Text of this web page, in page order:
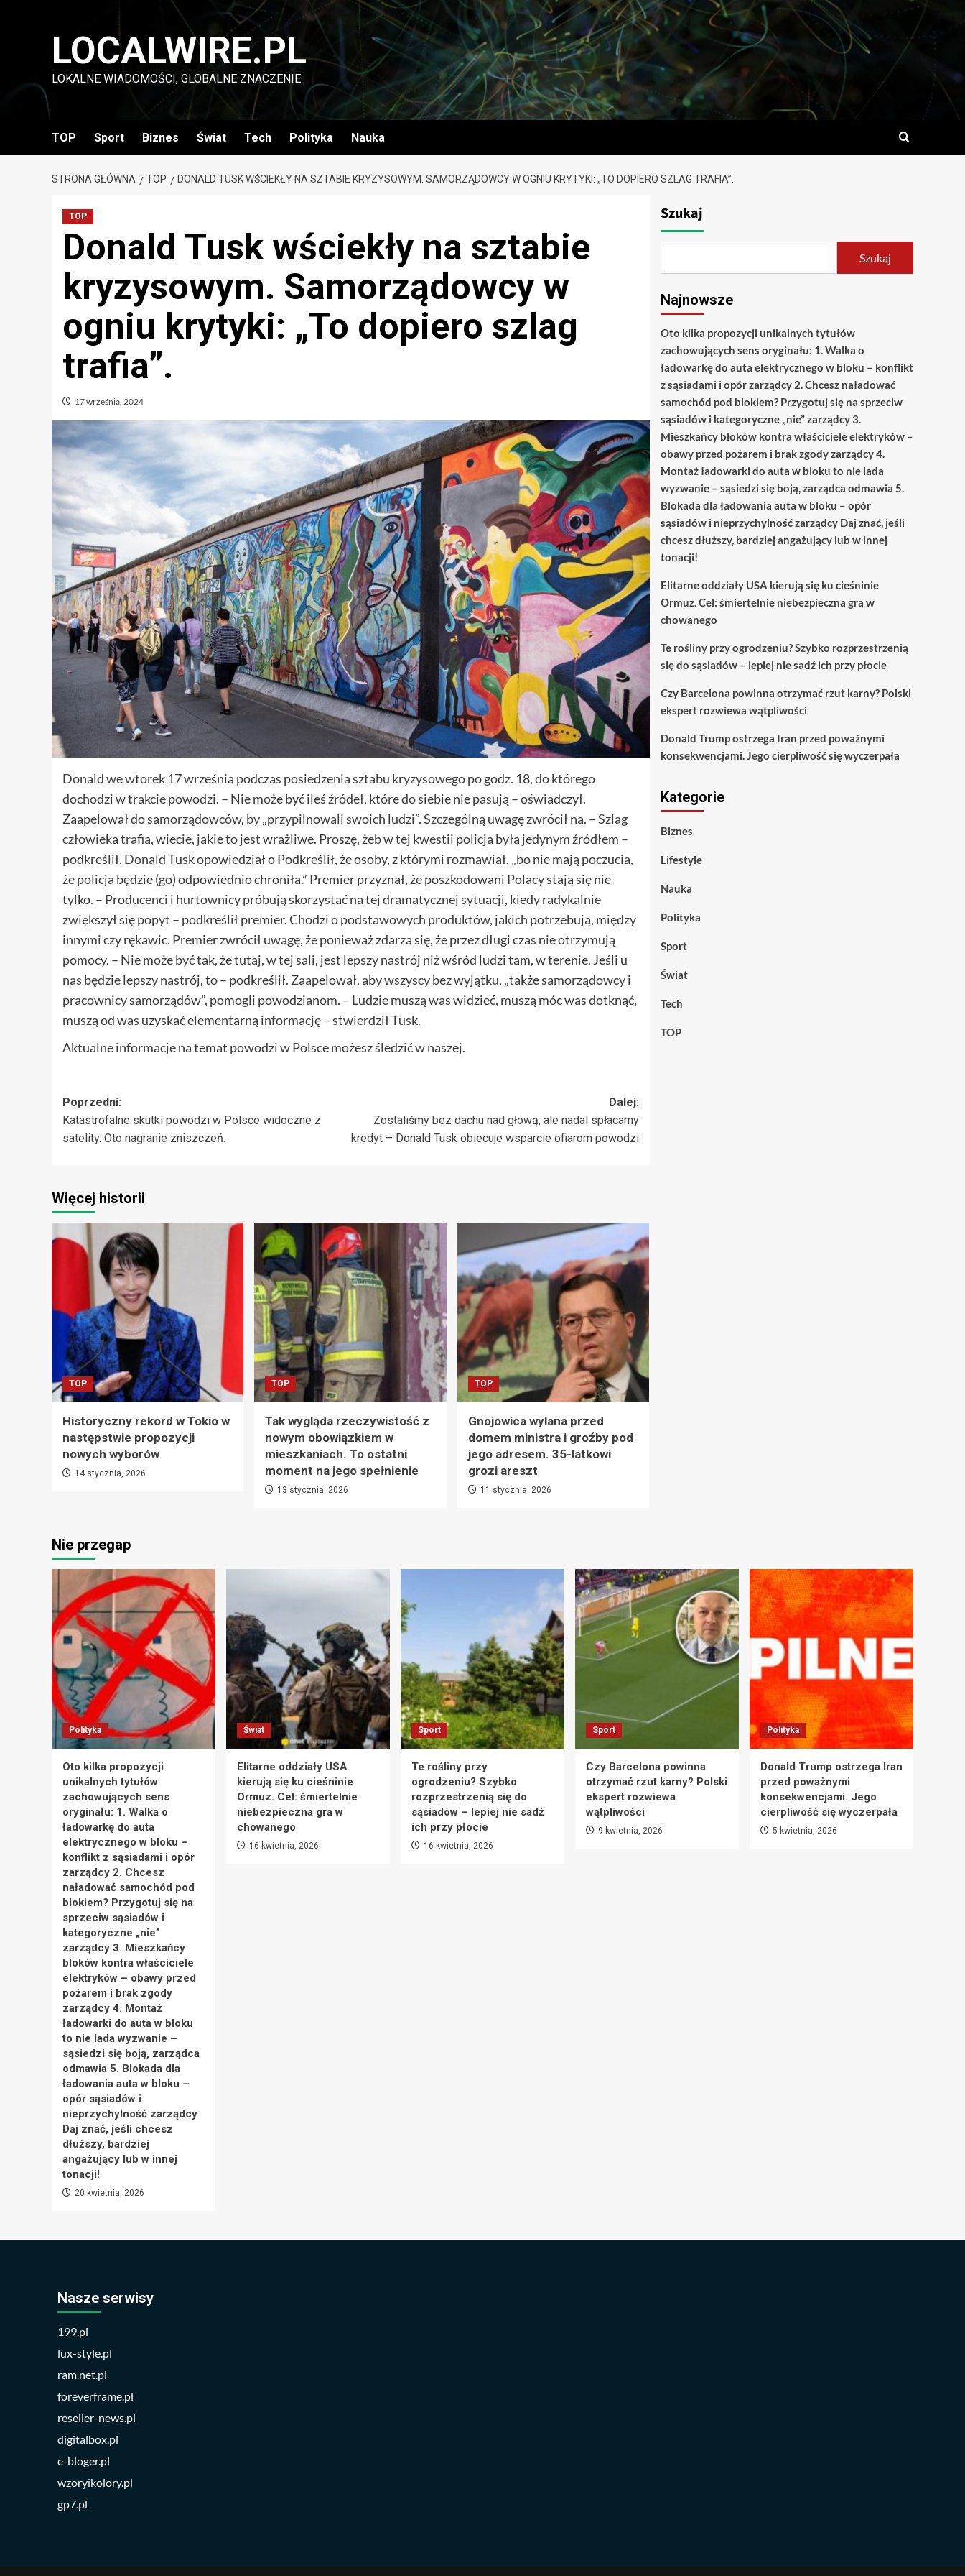
LOCALWIRE.PL
LOKALNE WIADOMOŚCI, GLOBALNE ZNACZENIE
TOP Sport Biznes Świat Tech Polityka Nauka
STRONA GŁÓWNA TOP DONALD TUSK WŚCIEKŁY NA SZTABIE KRYZYSOWYM. SAMORZĄDOWCY W OGNIU KRYTYKI: „TO DOPIERO SZLAG TRAFIA”.
TOP
Donald Tusk wściekły na sztabie
kryzysowym. Samorządowcy w
ogniu krytyki: „To dopiero szlag
trafia”.
17 września, 2024
Donald we wtorek 17 września podczas posiedzenia sztabu kryzysowego po godz. 18, do którego
dochodzi w trakcie powodzi. – Nie może być ileś źródeł, które do siebie nie pasują – oświadczył.
Zaapelował do samorządowców, by „przypilnowali swoich ludzi”. Szczególną uwagę zwrócił na. – Szlag
człowieka trafia, wiecie, jakie to jest wrażliwe. Proszę, żeb w tej kwestii policja była jedynym źródłem –
podkreślił. Donald Tusk opowiedział o Podkreślił, że osoby, z którymi rozmawiał, „bo nie mają poczucia,
że policja będzie (go) odpowiednio chroniła.” Premier przyznał, że poszkodowani Polacy stają się nie
tylko. – Producenci i hurtownicy próbują skorzystać na tej dramatycznej sytuacji, kiedy radykalnie
zwiększył się popyt – podkreślił premier. Chodzi o podstawowych produktów, jakich potrzebują, między
innymi czy rękawic. Premier zwrócił uwagę, że ponieważ zdarza się, że przez długi czas nie otrzymują
pomocy. – Nie może być tak, że tutaj, w tej sali, jest lepszy nastrój niż wśród ludzi tam, w terenie. Jeśli u
nas będzie lepszy nastrój, to – podkreślił. Zaapelował, aby wszyscy bez wyjątku, „także samorządowcy i
pracownicy samorządów”, pomogli powodzianom. – Ludzie muszą was widzieć, muszą móc was dotknąć,
muszą od was uzyskać elementarną informację – stwierdził Tusk.
Aktualne informacje na temat powodzi w Polsce możesz śledzić w naszej.
Zobacz
wpisy
Poprzedni:
Katastrofalne skutki powodzi w Polsce widoczne z
satelity. Oto nagranie zniszczeń.
Dalej:
Zostaliśmy bez dachu nad głową, ale nadal spłacamy
kredyt – Donald Tusk obiecuje wsparcie ofiarom powodzi
Więcej historii
TOP
Historyczny rekord w Tokio w
następstwie propozycji
nowych wyborów
14 stycznia, 2026
TOP
Tak wygląda rzeczywistość z
nowym obowiązkiem w
mieszkaniach. To ostatni
moment na jego spełnienie
13 stycznia, 2026
TOP
Gnojowica wylana przed
domem ministra i groźby pod
jego adresem. 35-latkowi
grozi areszt
11 stycznia, 2026
Szukaj
Szukaj
Najnowsze
Oto kilka propozycji unikalnych tytułów
zachowujących sens oryginału: 1. Walka o
ładowarkę do auta elektrycznego w bloku – konflikt
z sąsiadami i opór zarządcy 2. Chcesz naładować
samochód pod blokiem? Przygotuj się na sprzeciw
sąsiadów i kategoryczne „nie” zarządcy 3.
Mieszkańcy bloków kontra właściciele elektryków –
obawy przed pożarem i brak zgody zarządcy 4.
Montaż ładowarki do auta w bloku to nie lada
wyzwanie – sąsiedzi się boją, zarządca odmawia 5.
Blokada dla ładowania auta w bloku – opór
sąsiadów i nieprzychylność zarządcy Daj znać, jeśli
chcesz dłuższy, bardziej angażujący lub w innej
tonacji!
Elitarne oddziały USA kierują się ku cieśninie
Ormuz. Cel: śmiertelnie niebezpieczna gra w
chowanego
Te rośliny przy ogrodzeniu? Szybko rozprzestrzenią
się do sąsiadów – lepiej nie sadź ich przy płocie
Czy Barcelona powinna otrzymać rzut karny? Polski
ekspert rozwiewa wątpliwości
Donald Trump ostrzega Iran przed poważnymi
konsekwencjami. Jego cierpliwość się wyczerpała
Kategorie
Biznes
Lifestyle
Nauka
Polityka
Sport
Świat
Tech
TOP
Nie przegap
Polityka
Oto kilka propozycji
unikalnych tytułów
zachowujących sens
oryginału: 1. Walka o
ładowarkę do auta
elektrycznego w bloku –
konflikt z sąsiadami i opór
zarządcy 2. Chcesz
naładować samochód pod
blokiem? Przygotuj się na
sprzeciw sąsiadów i
kategoryczne „nie”
zarządcy 3. Mieszkańcy
bloków kontra właściciele
elektryków – obawy przed
pożarem i brak zgody
zarządcy 4. Montaż
ładowarki do auta w bloku
to nie lada wyzwanie –
sąsiedzi się boją, zarządca
odmawia 5. Blokada dla
ładowania auta w bloku –
opór sąsiadów i
nieprzychylność zarządcy
Daj znać, jeśli chcesz
dłuższy, bardziej
angażujący lub w innej
tonacji!
20 kwietnia, 2026
Świat
Elitarne oddziały USA
kierują się ku cieśninie
Ormuz. Cel: śmiertelnie
niebezpieczna gra w
chowanego
16 kwietnia, 2026
Sport
Te rośliny przy
ogrodzeniu? Szybko
rozprzestrzenią się do
sąsiadów – lepiej nie sadź
ich przy płocie
16 kwietnia, 2026
Sport
Czy Barcelona powinna
otrzymać rzut karny? Polski
ekspert rozwiewa
wątpliwości
9 kwietnia, 2026
Polityka
Donald Trump ostrzega Iran
przed poważnymi
konsekwencjami. Jego
cierpliwość się wyczerpała
5 kwietnia, 2026
Nasze serwisy
199.pl
lux-style.pl
ram.net.pl
foreverframe.pl
reseller-news.pl
digitalbox.pl
e-bloger.pl
wzoryikolory.pl
gp7.pl